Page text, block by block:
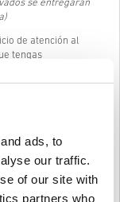
ads, to
our traffic.
of our site with
partners who
se entregarán
de atención al
tengas
y solo
método de pago
NETWORK
y fácil.